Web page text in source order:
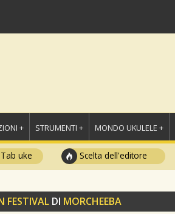
+ STRUMENTI + MONDO UKULELE +
uke Scelta dell'editore
FESTIVAL DI MORCHEEBA